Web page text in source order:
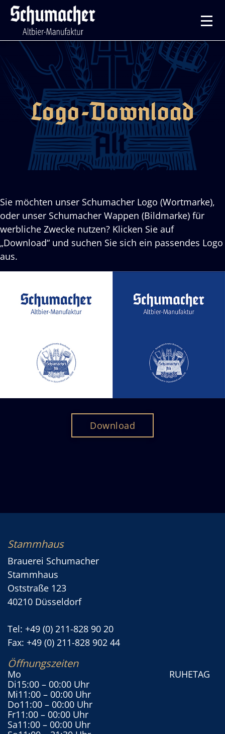
Logo-Download
Sie möchten unser Schumacher Logo (Wortmarke),
oder unser Schumacher Wappen (Bildmarke) für
werbliche Zwecke nutzen? Klicken Sie auf
„Download“ und suchen Sie sich ein passendes Logo
aus.
Download
Stammhaus
Brauerei Schumacher
Stammhaus
Oststraße 123
40210 Düsseldorf
Tel: +49 (0) 211-828 90 20
Fax: +49 (0) 211-828 902 44
Öffnungszeiten
Mo
RUHETAG
Di15:00 – 00:00 Uhr
Mi11:00 – 00:00 Uhr
Do11:00 – 00:00 Uhr
Fr11:00 – 00:00 Uhr
Sa11:00 – 00:00 Uhr